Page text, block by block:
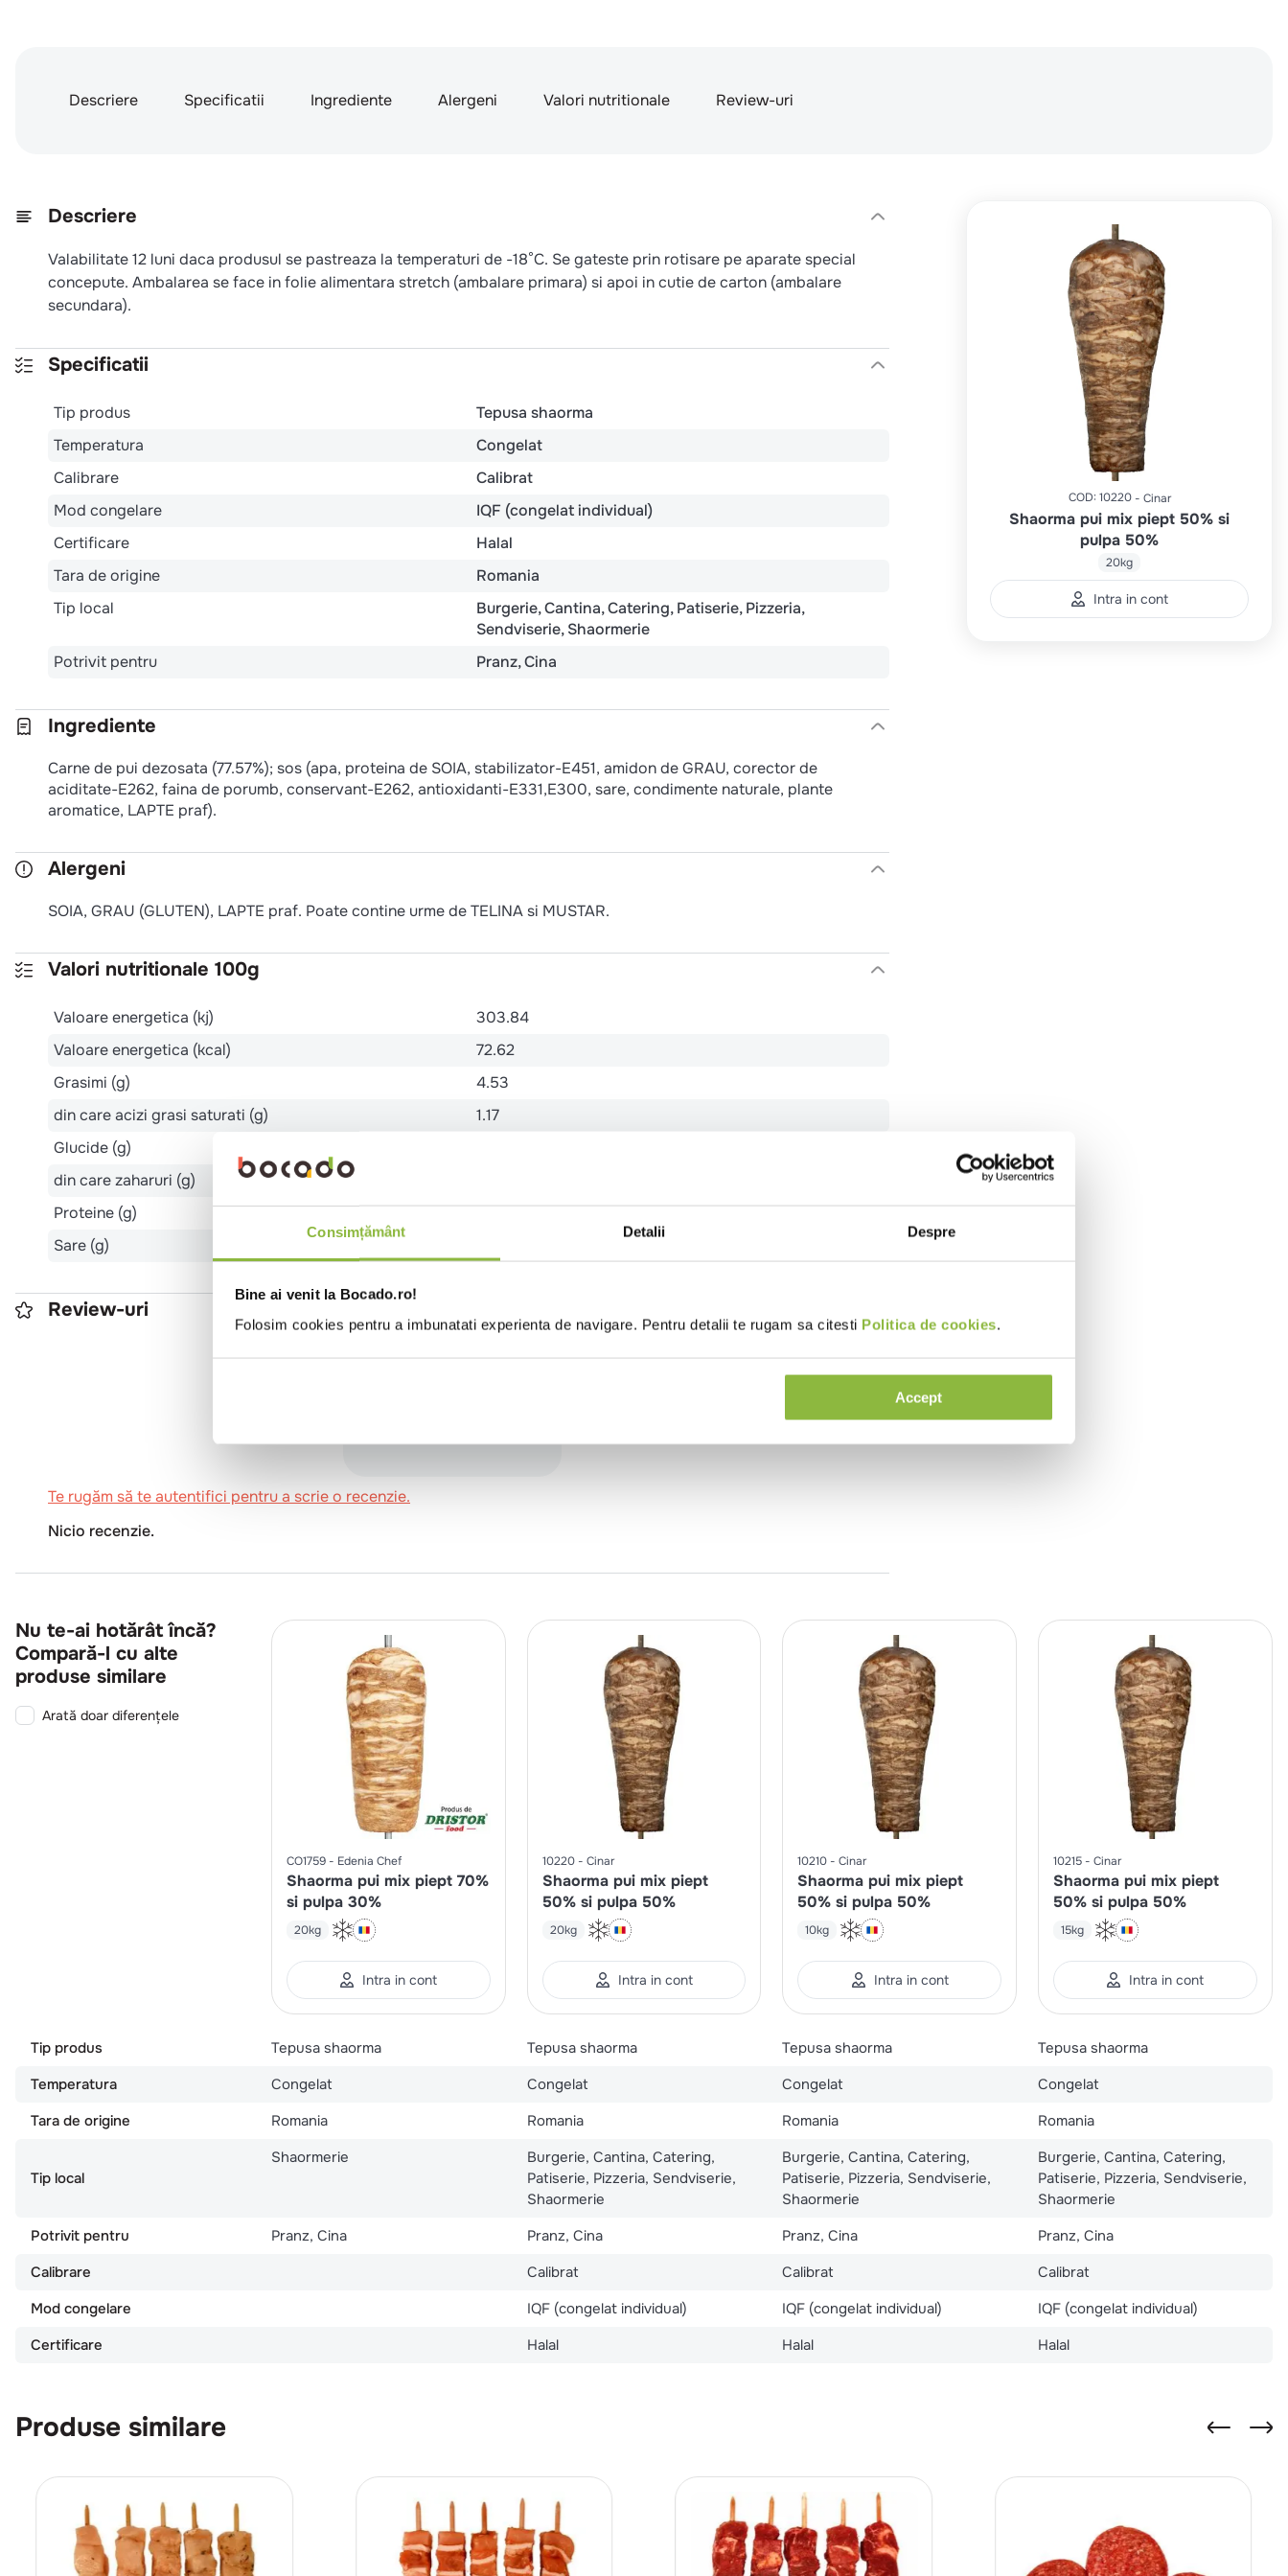
Consimțământ Detalii Despre
Bine ai venit la Bocado.ro!
Folosim cookies pentru a imbunatati experienta de navigare. Pentru detalii te rugam sa citesti Politica de cookies.
Accept
Descriere Specificatii Ingrediente Alergeni Valori nutritionale Review-uri
Descriere
Valabilitate 12 luni daca produsul se pastreaza la temperaturi de -18°C. Se gateste prin rotisare pe aparate special
concepute. Ambalarea se face in folie alimentara stretch (ambalare primara) si apoi in cutie de carton (ambalare
secundara).
Specificatii
Tip produs
Tepusa shaorma
Temperatura
Congelat
Calibrare
Calibrat
Mod congelare
IQF (congelat individual)
Certificare
Halal
Tara de origine
Romania
Tip local
Burgerie Cantina Catering Patiserie Pizzeria
Sendviserie Shaormerie
Potrivit pentru
Pranz Cina
Ingrediente
Carne de pui dezosata (77.57%); sos (apa, proteina de SOIA, stabilizator-E451, amidon de GRAU, corector de
aciditate-E262, faina de porumb, conservant-E262, antioxidanti-E331,E300, sare, condimente naturale, plante
aromatice, LAPTE praf).
Alergeni
SOIA, GRAU (GLUTEN), LAPTE praf. Poate contine urme de TELINA si MUSTAR.
Valori nutritionale 100g
Valoare energetica (kj)
303.84
Valoare energetica (kcal)
72.62
Grasimi (g)
4.53
din care acizi grasi saturati (g)
1.17
Glucide (g)
din care zaharuri (g)
Proteine (g)
13.53
Sare (g)
Review-uri
Te rugăm să te autentifici pentru a scrie o recenzie.
Nicio recenzie.
COD: 10220 Cinar
Shaorma pui mix piept 50% si
pulpa 50%
20kg
Intra in cont
Nu te-ai hotărât încă?
Compară-l cu alte
produse similare
Arată doar diferențele
CO1759 Edenia Chef
Shaorma pui mix piept 70%
si pulpa 30%
20kg
Intra in cont
10220 Cinar
Shaorma pui mix piept
50% si pulpa 50%
20kg
Intra in cont
10210 Cinar
Shaorma pui mix piept
50% si pulpa 50%
10kg
Intra in cont
10215 Cinar
Shaorma pui mix piept
50% si pulpa 50%
15kg
Intra in cont
Tip produs Tepusa shaorma Tepusa shaorma Tepusa shaorma
Tepusa shaorma
Temperatura
Congelat Congelat Congelat
Congelat
Tara de origine
Romania Romania Romania Romania
Tip local
Shaormerie
Burgerie, Cantina, Catering,
Patiserie, Pizzeria, Sendviserie,
Shaormerie
Burgerie, Cantina, Catering,
Patiserie, Pizzeria, Sendviserie,
Shaormerie
Burgerie, Cantina, Catering,
Patiserie, Pizzeria, Sendviserie,
Shaormerie
Potrivit pentru
Pranz, Cina Pranz, Cina Pranz, Cina
Pranz, Cina
Calibrare
Calibrat Calibrat
Calibrat
Mod congelare
IQF (congelat individual) IQF (congelat individual)
IQF (congelat individual)
Certificare
Halal Halal Halal
Produse similare